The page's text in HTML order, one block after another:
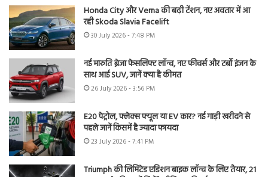
Honda City और Verna की बढ़ी टेंशन, नए अवतार में आ
रही Skoda Slavia Facelift
30 July 2026 - 7:48 PM
नई मारुति ब्रेजा फेसलिफ्ट लॉन्च, नए फीचर्स और टर्बो इंजन के
साथ आई SUV, जानें क्या है कीमत
26 July 2026 - 3:56 PM
E20 पेट्रोल, फ्लेक्स फ्यूल या EV कार? नई गाड़ी खरीदने से
पहले जानें किसमें है ज्यादा फायदा
23 July 2026 - 7:41 PM
Triumph की लिमिटेड एडिशन बाइक लॉन्च के लिए तैयार, 21